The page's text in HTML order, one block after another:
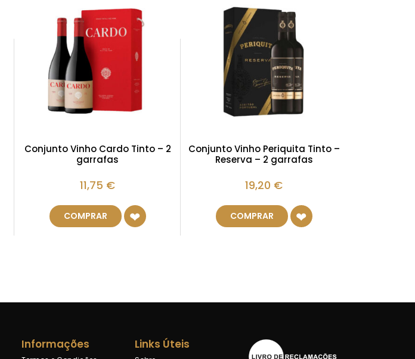
Conjunto Vinho Cardo Tinto – 2
garrafas
11,75 €
COMPRAR
Conjunto Vinho Periquita Tinto –
Reserva – 2 garrafas
19,20 €
COMPRAR
Informações Links Úteis